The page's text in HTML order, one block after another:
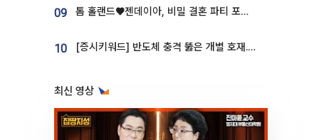
09 톰 홀랜드♥젠데이아, 비밀 결혼 파티 포착⋯호텔 대관비만 9억
10 [증시키워드] 반도체 충격 뚫은 개별 호재...포스코퓨처엠·에코프로·한화솔루션 '눈길'
최신 영상